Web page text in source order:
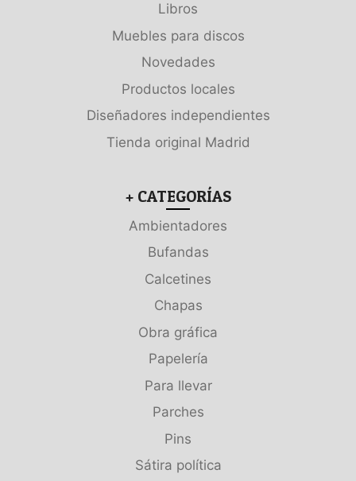
Libros
Muebles para discos
Novedades
Productos locales
Diseñadores independientes
Tienda original Madrid
+ CATEGORÍAS
Ambientadores
Bufandas
Calcetines
Chapas
Obra gráfica
Papelería
Para llevar
Parches
Pins
Sátira política